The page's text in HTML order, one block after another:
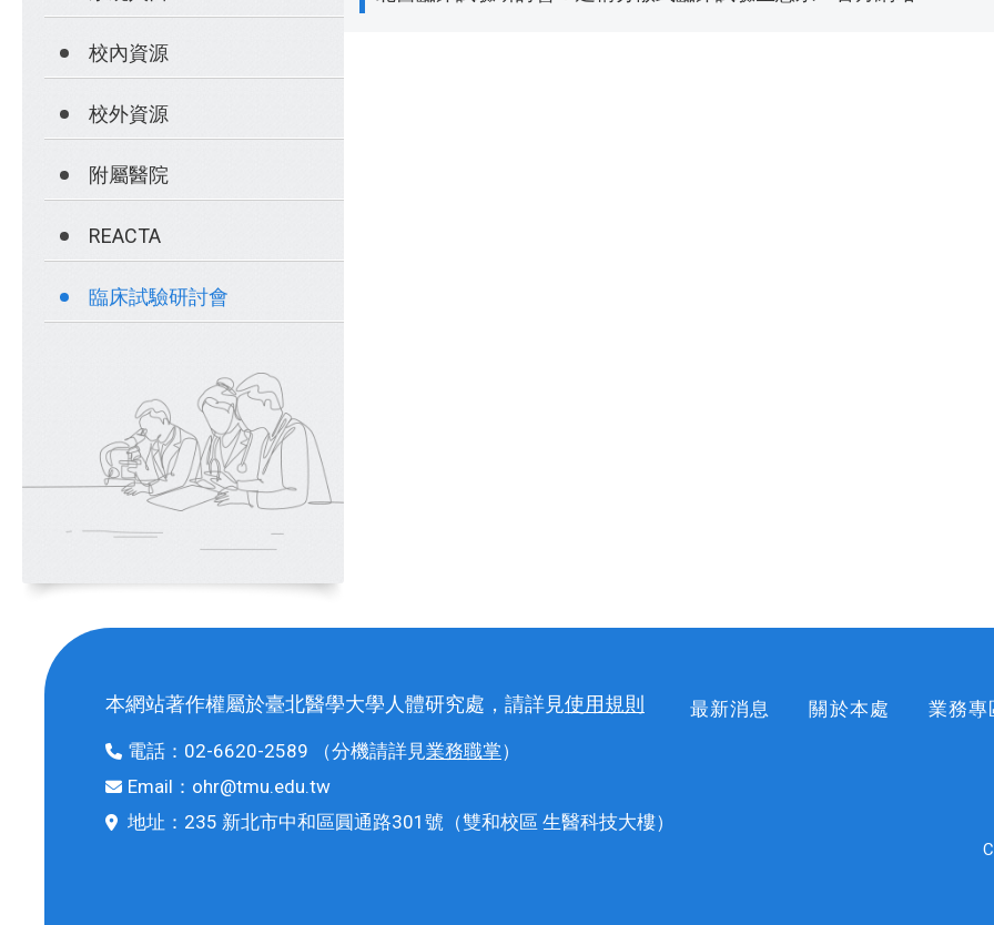
校內資源
校外資源
附屬醫院
REACTA
臨床試驗研討會
本網站著作權屬於臺北醫學大學人體研究處，請詳見使用規則
電話： 02-6620-2589 （分機請詳見業務職掌）
Email： ohr@tmu.edu.tw
地址： 235 新北市中和區圓通路301號 （雙和校區 生醫科技大樓）
最新消息 關於本處 業務專